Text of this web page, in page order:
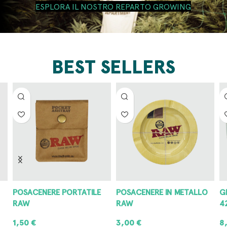
ESPLORA IL NOSTRO REPARTO GROWING
BEST SELLERS
POSACENERE PORTATILE
RAW
1,50€
POSACENERE IN METALLO
RAW
3,00€